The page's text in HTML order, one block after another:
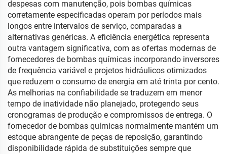
despesas com manutenção, pois bombas químicas
corretamente especificadas operam por períodos mais
longos entre intervalos de serviço, comparadas a
alternativas genéricas. A eficiência energética representa
outra vantagem significativa, com as ofertas modernas de
fornecedores de bombas químicas incorporando inversores
de frequência variável e projetos hidráulicos otimizados
que reduzem o consumo de energia em até trinta por cento.
As melhorias na confiabilidade se traduzem em menor
tempo de inatividade não planejado, protegendo seus
cronogramas de produção e compromissos de entrega. O
fornecedor de bombas químicas normalmente mantém um
estoque abrangente de peças de reposição, garantindo
disponibilidade rápida de substituições sempre que